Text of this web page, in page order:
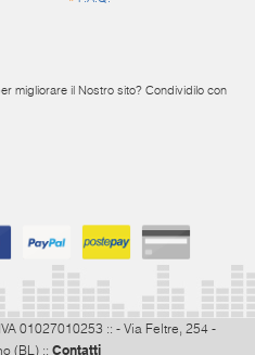
migliorare il Nostro sito? Condividilo con
01027010253 :: - Via Feltre, 254 -
(BL) :: Contatti